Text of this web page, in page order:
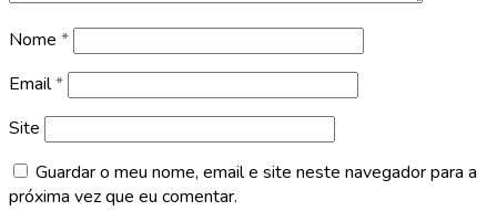
Nome *
Email*
Site
Guardar o meu nome, email e site neste navegador para a
próxima vez que eu comentar.